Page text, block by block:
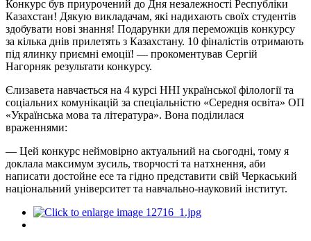
Конкурс був приурочений до Дня незалежності Республіки
Казахстан! Дякую викладачам, які надихають своїх студентів
здобувати нові знання! Подарунки для переможців конкурсу
за кілька днів прилетять з Казахстану. 10 фіналістів отримають
під ялинку приємні емоції! — прокоментував Сергій
Нагорняк результати конкурсу.
Єлизавета навчається на 4 курсі ННІ української філології та
соціальних комунікацій за спеціальністю «Середня освіта» ОП
«Українська мова та література». Вона поділилася
враженнями:
— Цей конкурс неймовірно актуальний на сьогодні, тому я
доклала максимум зусиль, творчості та натхнення, аби
написати достойне есе та гідно представити свій Черкаський
національний університет та навчально-науковий інститут.